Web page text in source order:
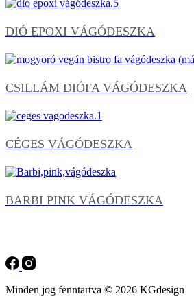
DIÓ EPOXI VÁGÓDESZKA
CSILLÁM DIÓFA VÁGÓDESZKA
CÉGES VÁGÓDESZKA
BARBI PINK VÁGÓDESZKA
Minden jog fenntartva © 2026 KGdesign